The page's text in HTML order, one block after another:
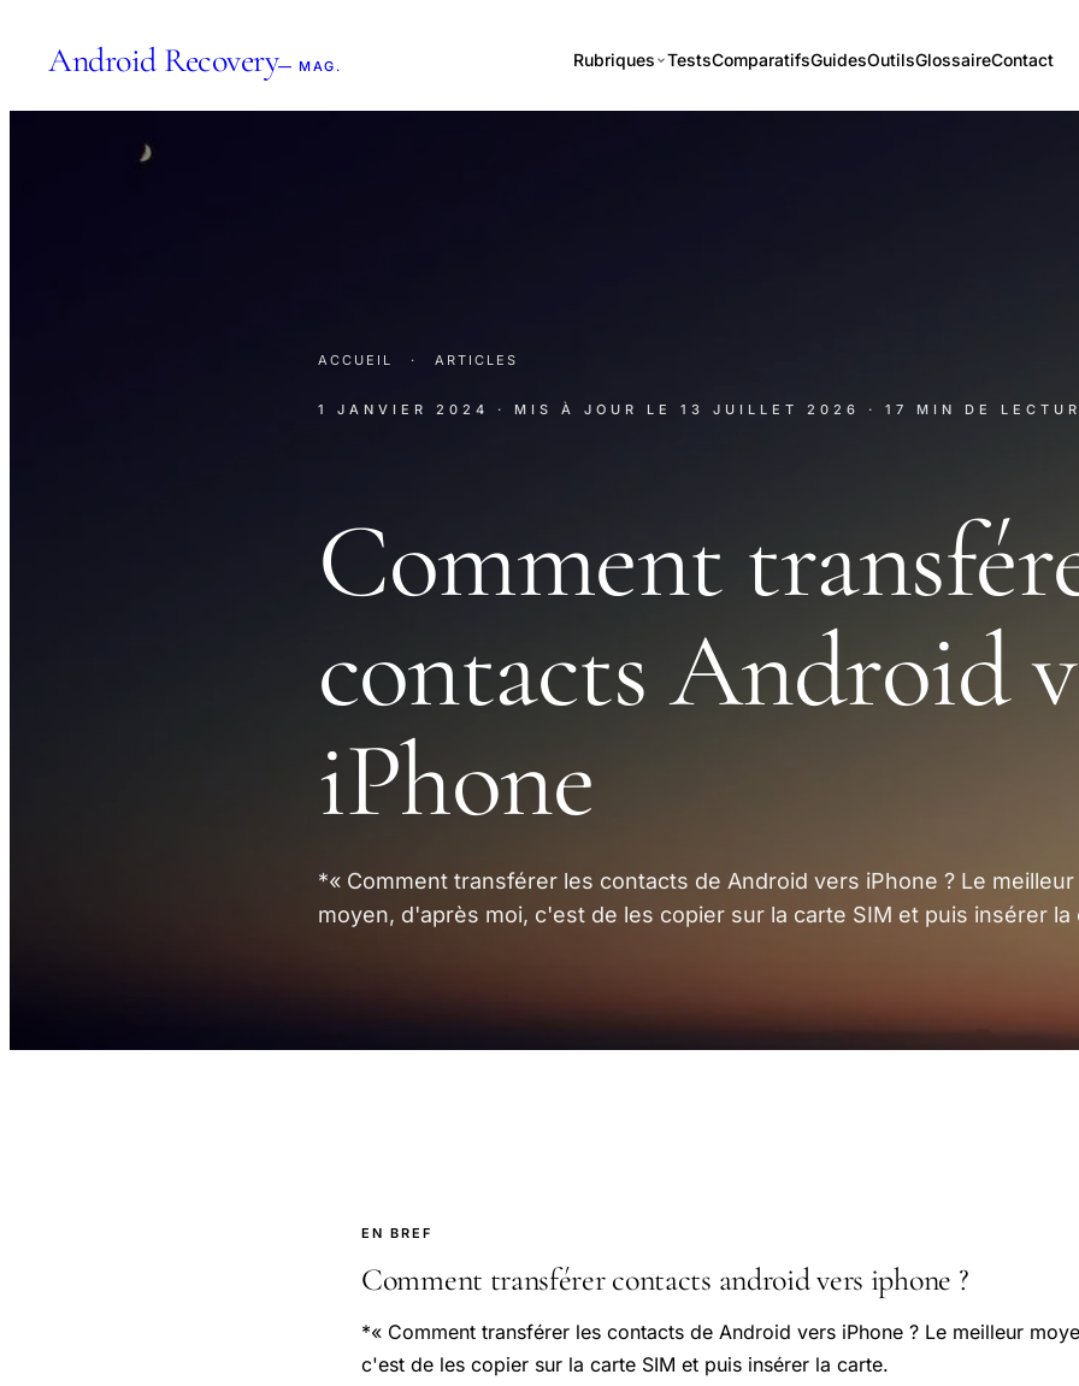
Android Recovery— MAG. Rubriques TestsComparatifsGuidesOutilsGlossaireContact
ACCUEIL · ARTICLES
1 JANVIER 2024 · MIS À JOUR LE 13 JUILLET 2026 · 17 MIN DE
Comment
contacts Android
iPhone
*« Comment transférer les contacts de Android vers iPhone ? Le meilleur
moyen, d'après moi, c'est de les copier sur la carte SIM et puis insérer la
EN BREF
Comment transférer contacts android vers iphone ?
*« Comment transférer les contacts de Android vers iPhone ? Le meilleur
c'est de les copier sur la carte SIM et puis insérer la carte.